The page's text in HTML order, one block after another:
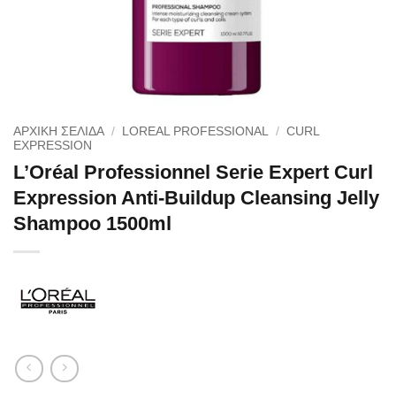
ΑΡΧΙΚΉ ΣΕΛΊΔΑ / LOREAL PROFESSIONAL / CURL
EXPRESSION
L’Oréal Professionnel Serie Expert Curl
Expression Anti-Buildup Cleansing Jelly
Shampoo 1500ml